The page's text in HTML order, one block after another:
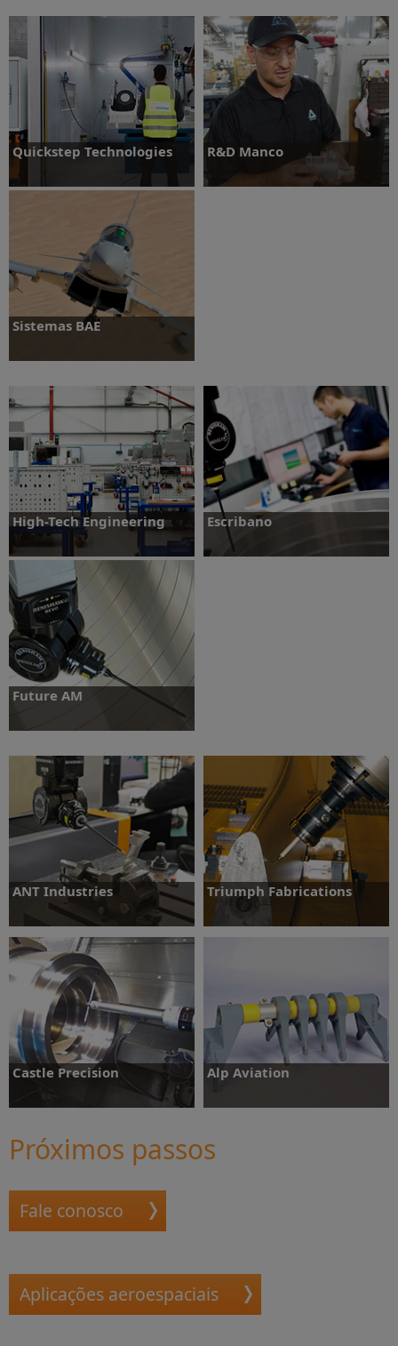
Saiba mais
Quickstep Technologies
Saiba mais
R&D Manco
Sistemas BAE
Saiba mais
High-Tech Engineering
Saiba mais
Escribano
Future AM
Saiba mais
ANT Industries
Saiba mais
Triumph Fabrications
Saiba mais
Castle Precision
Saiba mais
Alp Aviation
Próximos passos
Fale conosco
Aplicações aeroespaciais